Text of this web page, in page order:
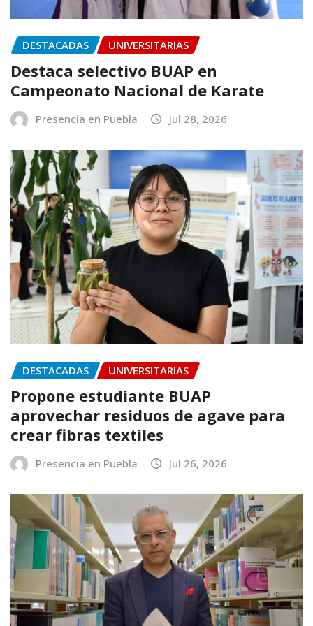
DESTACADAS UNIVERSITARIAS
Destaca selectivo BUAP en
Campeonato Nacional de Karate
Presencia en Puebla Jul 28, 2026
DESTACADAS UNIVERSITARIAS
Propone estudiante BUAP
aprovechar residuos de agave para
crear fibras textiles
Presencia en Puebla Jul 26, 2026